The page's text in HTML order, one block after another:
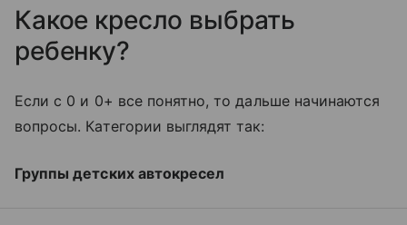
Какое кресло выбрать
ребенку?
Если с 0 и 0+ все понятно, то дальше начинаются
вопросы. Категории выглядят так:
Группы детских автокресел